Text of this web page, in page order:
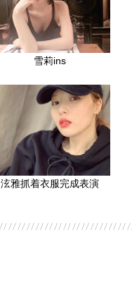
雪莉ins
泫雅抓着衣服完成表演